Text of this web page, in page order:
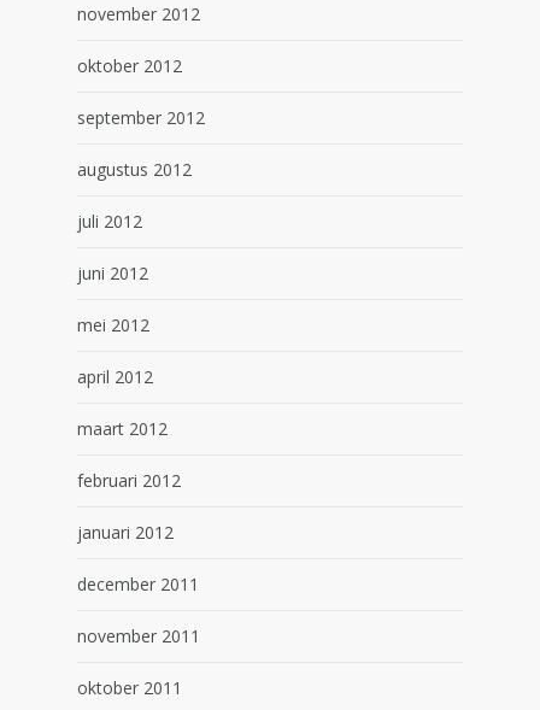
november 2012
oktober 2012
september 2012
augustus 2012
juli 2012
juni 2012
mei 2012
april 2012
maart 2012
februari 2012
januari 2012
december 2011
november 2011
oktober 2011